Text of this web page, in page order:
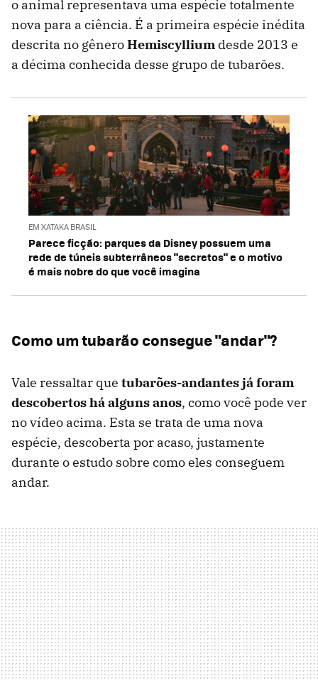
o animal representava uma espécie totalmente
nova para a ciência. É a primeira espécie inédita
descrita no gêneroHemiscyllium desde 2013 e
a décima conhecida desse grupo de tubarões.
EM XATAKA BRASIL
Parece ficção: parques da Disney possuem uma
rede de túneis subterrâneos "secretos" e o motivo
é mais nobre do que você imagina
Como um tubarão consegue "andar"?
Vale ressaltar que tubarões-andantes já foram
descobertos há alguns anos, como você pode ver
no vídeo acima. Esta se trata de uma nova
espécie, descoberta por acaso, justamente
durante o estudo sobre como eles conseguem
andar.